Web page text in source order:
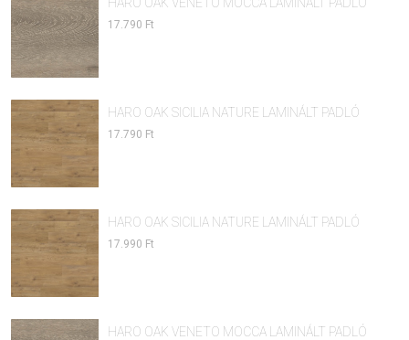
17.790 Ft
HARO OAK SICILIA NATURE LAMINÁLT PADLÓ
17.790 Ft
HARO OAK SICILIA NATURE LAMINÁLT PADLÓ
17.990 Ft
HARO OAK VENETO MOCCA LAMINÁLT PADLÓ